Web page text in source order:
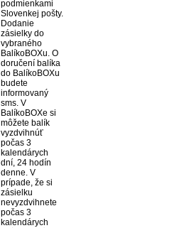
podmienkami
Slovenkej pošty.
Dodanie
zásielky do
vybraného
BalíkoBOXu. O
doručení balíka
do BalíkoBOXu
budete
informovaný
sms. V
BalíkoBOXe si
môžete balík
vyzdvihnúť
počas 3
kalendárych
dní, 24 hodín
denne. V
prípade, že si
zásielku
nevyzdvihnete
počas 3
kalendárych